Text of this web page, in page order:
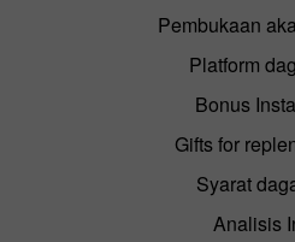
Pembukaan
Platform
Bonus
Gifts for
Syarat
Analisis